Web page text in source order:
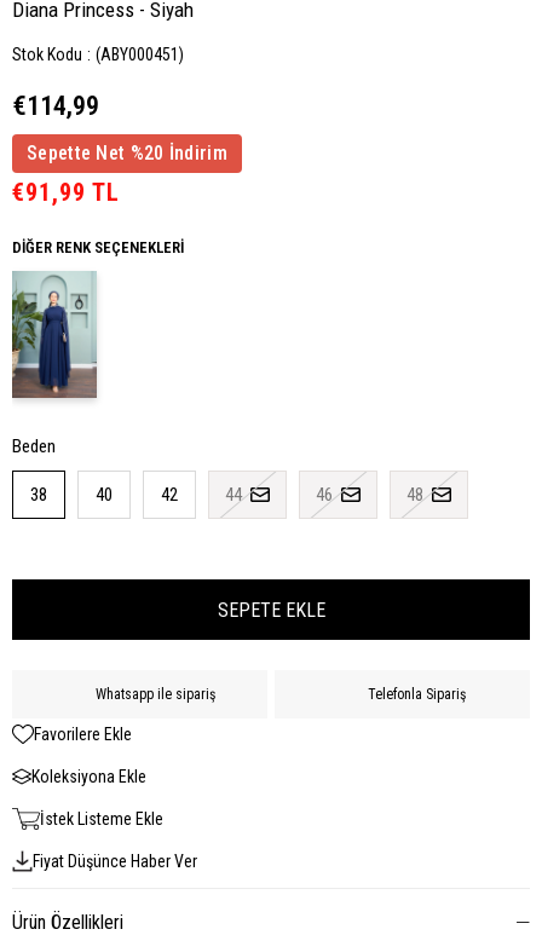
Diana Princess - Siyah
Stok Kodu (ABY000451)
€114,99
Sepette Net %20 İndirim
€91,99 TL
DIĞER RENK SEÇENEKLERI
Beden
38 40 42 44 46 48
Whatsapp ile sipariş Telefonla Sipariş
Favorilere Ekle
Koleksiyona Ekle
İstek Listeme Ekle
Fiyat Düşünce Haber Ver
Ürün Özellikleri